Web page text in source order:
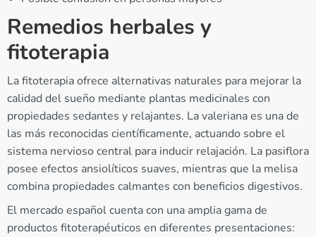
Remedios herbales y
fitoterapia
La fitoterapia ofrece alternativas naturales para mejorar la
calidad del sueño mediante plantas medicinales con
propiedades sedantes y relajantes. La valeriana es una de
las más reconocidas científicamente, actuando sobre el
sistema nervioso central para inducir relajación. La pasiflora
posee efectos ansiolíticos suaves, mientras que la melisa
combina propiedades calmantes con beneficios digestivos.
El mercado español cuenta con una amplia gama de
productos fitoterapéuticos en diferentes presentaciones: